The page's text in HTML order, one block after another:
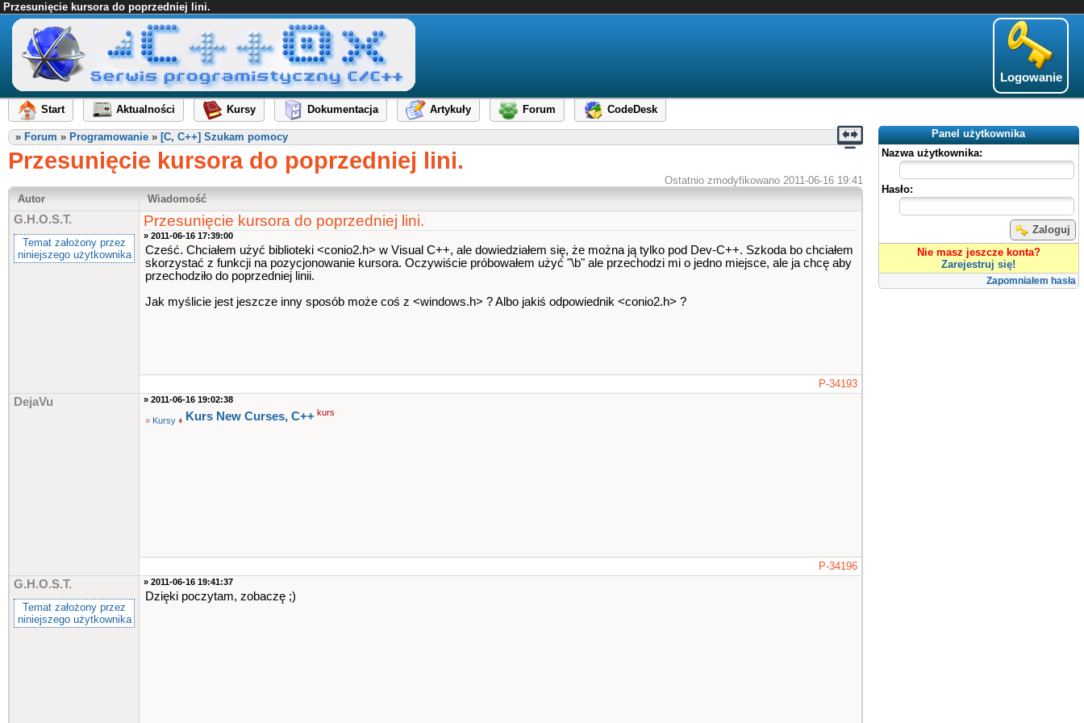
Przesunięcie kursora do poprzedniej lini.
Logowanie
Start Aktualności Kursy Dokumentacja Artykuły Forum
CodeDesk
Panel użytkownika
Nazwa użytkownika:
Hasło:
Zaloguj
Nie masz jeszcze konta?
Zarejestruj się!
Zapomniałem hasła
» Forum » Programowanie » [C, C++] Szukam pomocy
Przesunięcie kursora do poprzedniej lini.
Ostatnio zmodyfikowano 2011-06-16 19:41
Autor
Wiadomość
G.H.O.S.T.
Temat założony przez
niniejszego użytkownika
Przesunięcie kursora do poprzedniej lini.
» 2011-06-16 17:39:00
Cześć. Chciałem użyć biblioteki <conio2.h> w Visual C++, ale dowiedziałem się, że można ją tylko pod Dev-C++. Szkoda bo chciałem
skorzystać z funkcji na pozycjonowanie kursora. Oczywiście próbowałem użyć "\b" ale przechodzi mi o jedno miejsce, ale ja chcę aby
przechodziło do poprzedniej linii.
Jak myślicie jest jeszcze inny sposób może coś z <windows.h> ? Albo jakiś odpowiednik <conio2.h> ?
P-34193
DejaVu » 2011-06-16 19:02:38
» Kursy ♦ Kurs New Curses, C++ kurs
P-34196
G.H.O.S.T.
Temat założony przez
niniejszego użytkownika
» 2011-06-16 19:41:37
Dzięki poczytam, zobaczę ;)